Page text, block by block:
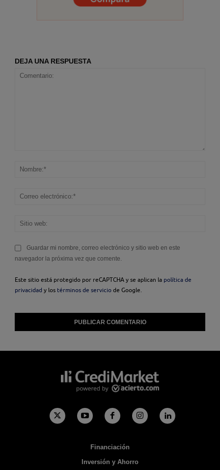
DEJA UNA RESPUESTA
Guardar mi nombre, correo electrónico y sitio web en este
navegador la próxima vez que comente.
Este sitio está protegido por reCAPTCHA y se aplican la política de
privacidad y los términos de servicio de Google.
Financiación
Inversión y Ahorro